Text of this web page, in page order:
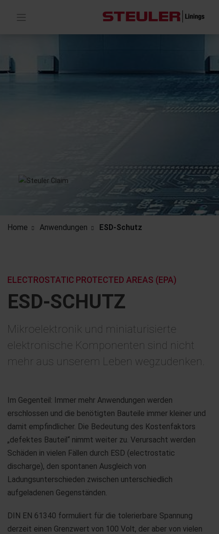
Home Anwendungen ESD-Schutz
ESD-SCHUTZ
ELECTROSTATIC PROTECTED AREAS (EPA)
Mikroelektronik und miniaturisierte
elektronische Komponenten sind nicht
mehr aus unserem Leben wegzudenken.
Im Gegenteil: Immer mehr Anwendungen werden
erschlossen und die benötigten Bauteile immer kleiner und
damit empfindlicher. Die Bedeutung des Kostenfaktors
„defektes Bauteil“ nimmt weiter zu. Verursacht werden
Schäden in vielen Fällen durch ESD (electrostatic
discharge), den spontanen Ausgleich von
Ladungsunterschieden zwischen unterschiedlich
aufgeladenen Gegenständen.
DIN EN 61340 formuliert für die tolerierbare Spannung
derzeit einen Grenzwert von 100 Volt, der aber von vielen